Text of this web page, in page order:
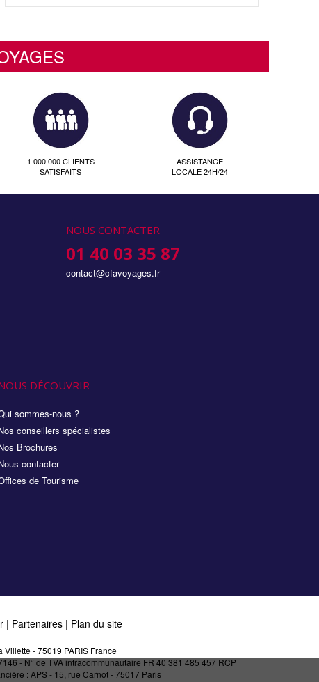
1 000 000 CLIENTS
SATISFAITS
ASSISTANCE
LOCALE 24H/24
NOUS CONTACTER
01 40 03 35 87
contact@cfavoyages.fr
DÉCOUVRIR
sommes-nous ?
conseillers spécialistes
Brochures
contacter
de Tourisme
| Partenaires | Plan du site
Villette - 75019 PARIS France
- N° de TVA intracommunautaire FR 40 381 485 457 RCP
: APS - 15, rue Carnot - 75017 Paris